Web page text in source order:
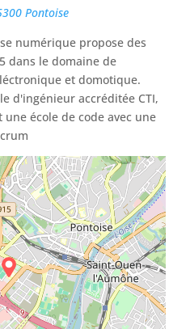
Pontoise
numérique propose des
dans le domaine de
et domotique.
d'ingénieur accréditée CTI,
école de code avec une